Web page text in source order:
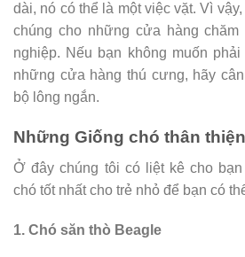
dài, nó có thể là một việc vặt. Vì
chúng cho những cửa hàng chăm
nghiệp. Nếu bạn không muốn
những cửa hàng thú cưng, hãy
bộ lông ngắn.
Những Giống chó thân
Ở đây chúng tôi có liệt kê cho
chó tốt nhất cho trẻ nhỏ để bạn có
1. Chó săn thò Beagle